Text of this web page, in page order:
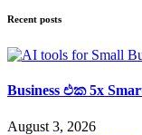
Recent posts
Business එක 5x
August 3, 2026